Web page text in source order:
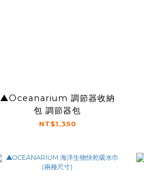
▲Oceanarium 調節器收納
包 調節器包
NT$1,350